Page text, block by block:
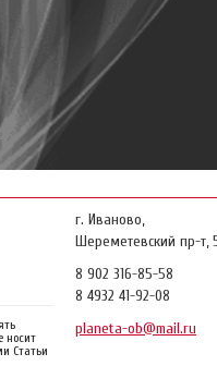
носит
Статьи
г. Иваново,
Шереметевский пр-т,
8 902 316-85-58
8 4932 41-92-08
planeta-ob@mail.ru